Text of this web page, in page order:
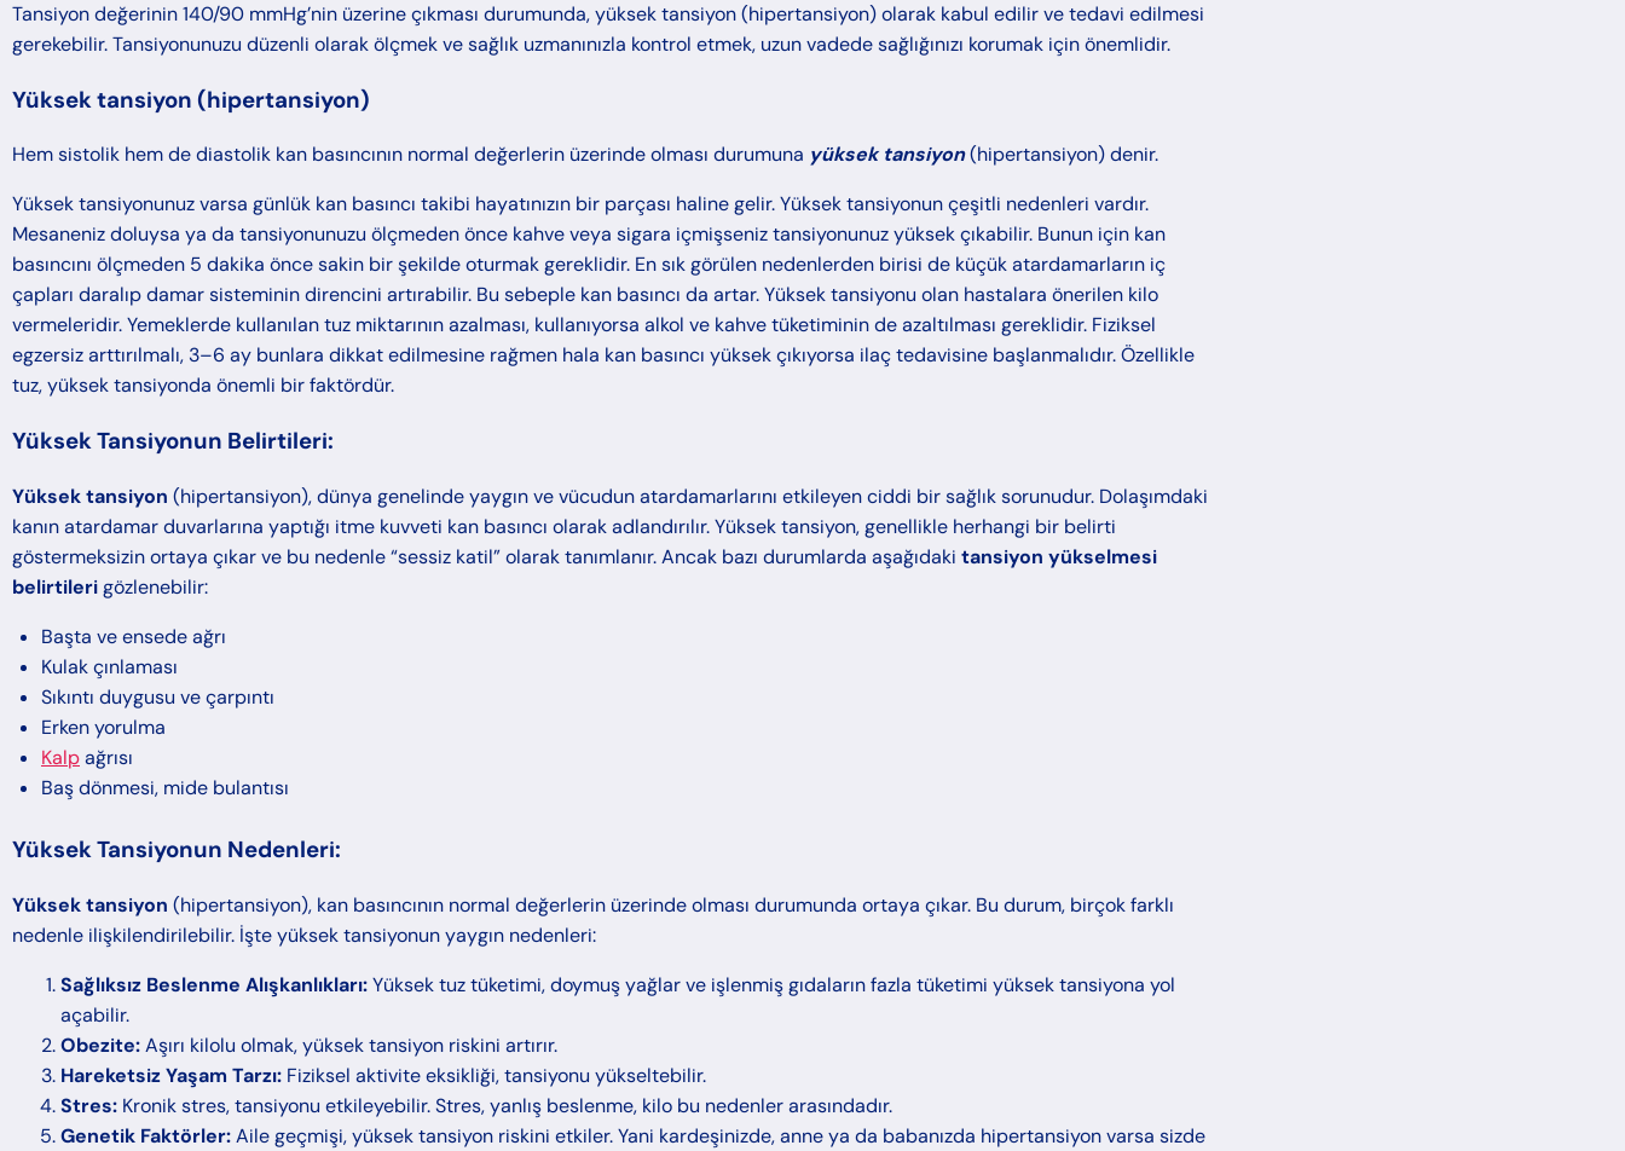
Tansiyon değerinin 140/90 mmHg’nin üzerine çıkması durumunda, yüksek tansiyon (hipertansiyon) olarak kabul edilir ve tedavi edilmesi
gerekebilir. Tansiyonunuzu düzenli olarak ölçmek ve sağlık uzmanınızla kontrol etmek, uzun vadede sağlığınızı korumak için önemlidir.
Yüksek tansiyon (hipertansiyon)
Hem sistolik hem de diastolik kan basıncının normal değerlerin üzerinde olması durumuna yüksek tansiyon(hipertansiyon) denir.
Yüksek tansiyonunuz varsa günlük kan basıncı takibi hayatınızın bir parçası haline gelir. Yüksek tansiyonun çeşitli nedenleri vardır.
Mesaneniz doluysa ya da tansiyonunuzu ölçmeden önce kahve veya sigara içmişseniz tansiyonunuz yüksek çıkabilir. Bunun için kan
basıncını ölçmeden 5 dakika önce sakin bir şekilde oturmak gereklidir. En sık görülen nedenlerden birisi de küçük atardamarların iç
çapları daralıp damar sisteminin direncini artırabilir. Bu sebeple kan basıncı da artar. Yüksek tansiyonu olan hastalara önerilen kilo
vermeleridir. Yemeklerde kullanılan tuz miktarının azalması, kullanıyorsa alkol ve kahve tüketiminin de azaltılması gereklidir. Fiziksel
egzersiz arttırılmalı, 3–6 ay bunlara dikkat edilmesine rağmen hala kan basıncı yüksek çıkıyorsa ilaç tedavisine başlanmalıdır. Özellikle
tuz, yüksek tansiyonda önemli bir faktördür.
Yüksek Tansiyonun Belirtileri:
Yüksek tansiyon (hipertansiyon), dünya genelinde yaygın ve vücudun atardamarlarını etkileyen ciddi bir sağlık sorunudur. Dolaşımdaki
kanın atardamar duvarlarına yaptığı itme kuvveti kan basıncı olarak adlandırılır. Yüksek tansiyon, genellikle herhangi bir belirti
göstermeksizin ortaya çıkar ve bu nedenle “sessiz katil” olarak tanımlanır. Ancak bazı durumlarda aşağıdaki tansiyon yükselmesi
belirtilerigözlenebilir:
Başta ve ensede ağrı
Kulak çınlaması
Sıkıntı duygusu ve çarpıntı
Erken yorulma
Kalpağrısı
Baş dönmesi, mide bulantısı
Yüksek Tansiyonun Nedenleri:
Yüksek tansiyon (hipertansiyon), kan basıncının normal değerlerin üzerinde olması durumunda ortaya çıkar. Bu durum, birçok farklı
nedenle ilişkilendirilebilir. İşte yüksek tansiyonun yaygın nedenleri:
Sağlıksız Beslenme Alışkanlıkları:Yüksek tuz tüketimi, doymuş yağlar ve işlenmiş gıdaların fazla tüketimi yüksek tansiyona yol
açabilir.
Obezite:Aşırı kilolu olmak, yüksek tansiyon riskini artırır.
Hareketsiz Yaşam Tarzı: Fiziksel aktivite eksikliği, tansiyonu yükseltebilir.
Stres: Kronik stres, tansiyonu etkileyebilir. Stres, yanlış beslenme, kilo bu nedenler arasındadır.
Genetik Faktörler:Aile geçmişi, yüksek tansiyon riskini etkiler. Yani kardeşinizde, anne ya da babanızda hipertansiyon varsa sizde